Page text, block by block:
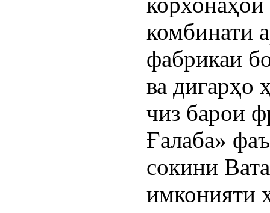
комбинати
фабрикаи
ва дигарҳо
чиз барои
Ғалаба»
сокини
имконияти